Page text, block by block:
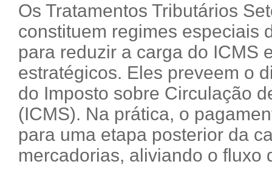
Os Tratamentos Tributários
constituem regimes especiais
para reduzir a carga do ICMS
estratégicos. Eles preveem o
do Imposto sobre Circulação
(ICMS). Na prática, o
para uma etapa posterior da
mercadorias, aliviando o fluxo